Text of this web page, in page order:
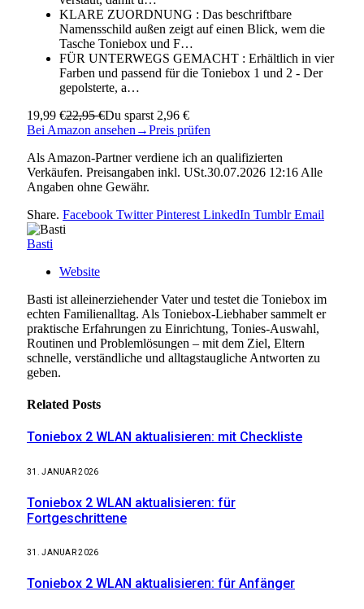
KLARE ZUORDNUNG : Das beschriftbare
Namensschild außen zeigt auf einen Blick, wem die
Tasche Toniebox und F…
FÜR UNTERWEGS GEMACHT : Erhältlich in vier
Farben und passend für die Toniebox 1 und 2 - Der
gepolsterte, a…
19,99 €22,95 €Du sparst 2,96 €
Bei Amazon ansehen →Preis prüfen
Als Amazon-Partner verdiene ich an qualifizierten
Verkäufen. Preisangaben inkl. USt.30.07.2026 12:16 Alle
Angaben ohne Gewähr.
Share. Facebook Twitter Pinterest LinkedIn Tumblr Email
Basti
Website
Basti ist alleinerziehender Vater und testet die Toniebox im
echten Familienalltag. Als Toniebox-Liebhaber sammelt er
praktische Erfahrungen zu Einrichtung, Tonies-Auswahl,
Routinen und Problemlösungen – mit dem Ziel, Eltern
schnelle, verständliche und alltagstaugliche Antworten zu
geben.
Related Posts
Toniebox 2 WLAN aktualisieren: mit Checkliste
31. JANUAR 2026
Toniebox 2 WLAN aktualisieren: für
Fortgeschrittene
31. JANUAR 2026
Toniebox 2 WLAN aktualisieren: für Anfänger